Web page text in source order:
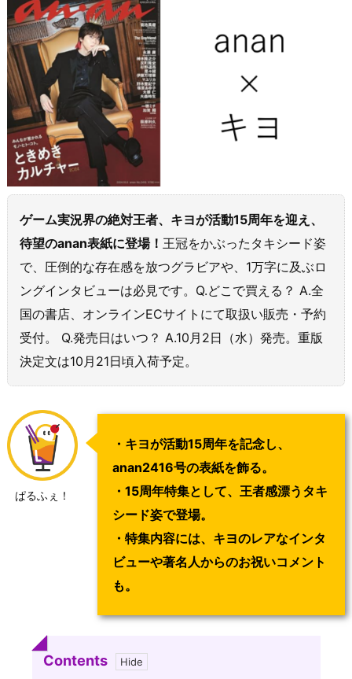
ゲーム実況界の絶対王者、キヨが活動15周年を迎え、
待望のanan表紙に登場！ 王冠をかぶったタキシード姿
で、圧倒的な存在感を放つグラビアや、1万字に及ぶロ
ングインタビューは必見です。Q.どこで買える？ A.全
国の書店、オンラインECサイトにて取扱い販売・予約
受付。 Q.発売日はいつ？ A.10月2日（水）発売。重版
決定文は10月21日頃入荷予定。
ぱるふぇ！
・キヨが活動15周年を記念し、
anan2416号の表紙を飾る。
・15周年特集として、王者感漂うタキ
シード姿で登場。
・特集内容には、キヨのレアなインタ
ビューや著名人からのお祝いコメント
も。
Contents